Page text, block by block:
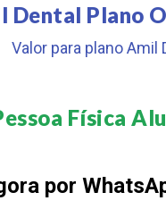
Dental Plano
Valor para plano Amil
Física
por